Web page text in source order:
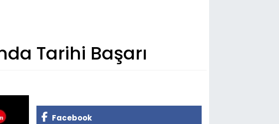
Tarihi Başarı
Facebook